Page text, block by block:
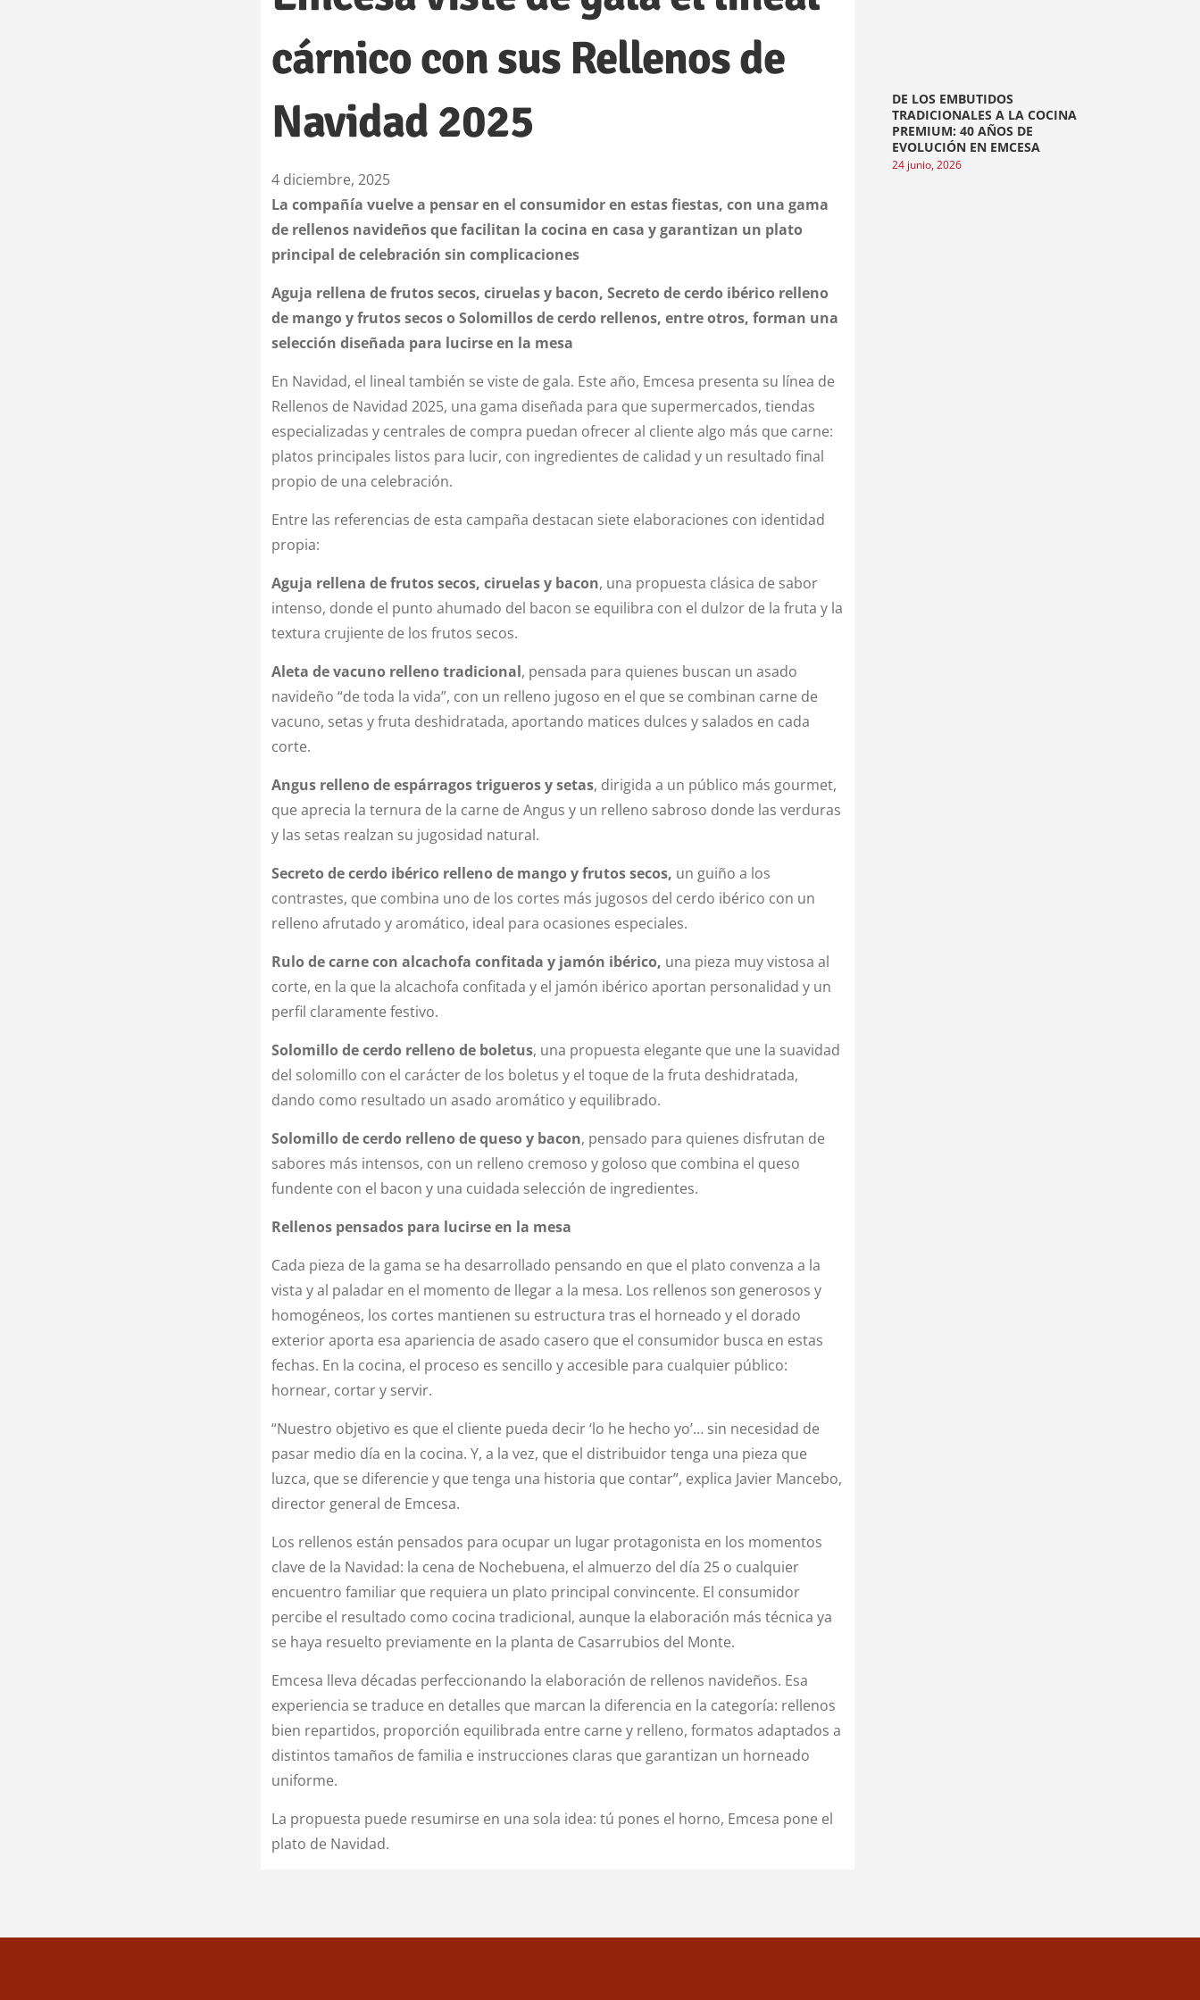
cárnico con sus Rellenos de
Navidad 2025
4 diciembre, 2025
La compañía vuelve a pensar en el consumidor en estas fiestas, con una gama
de rellenos navideños que facilitan la cocina en casa y garantizan un plato
principal de celebración sin complicaciones
Aguja rellena de frutos secos, ciruelas y bacon, Secreto de cerdo ibérico relleno
de mango y frutos secos o Solomillos de cerdo rellenos, entre otros, forman una
selección diseñada para lucirse en la mesa
En Navidad, el lineal también se viste de gala. Este año, Emcesa presenta su línea de
Rellenos de Navidad 2025, una gama diseñada para que supermercados, tiendas
especializadas y centrales de compra puedan ofrecer al cliente algo más que carne:
platos principales listos para lucir, con ingredientes de calidad y un resultado final
propio de una celebración.
Entre las referencias de esta campaña destacan siete elaboraciones con identidad
propia:
Aguja rellena de frutos secos, ciruelas y bacon, una propuesta clásica de sabor
intenso, donde el punto ahumado del bacon se equilibra con el dulzor de la fruta y la
textura crujiente de los frutos secos.
Aleta de vacuno relleno tradicional, pensada para quienes buscan un asado
navideño “de toda la vida”, con un relleno jugoso en el que se combinan carne de
vacuno, setas y fruta deshidratada, aportando matices dulces y salados en cada
corte.
Angus relleno de espárragos trigueros y setas, dirigida a un público más gourmet,
que aprecia la ternura de la carne de Angus y un relleno sabroso donde las verduras
y las setas realzan su jugosidad natural.
Secreto de cerdo ibérico relleno de mango y frutos secos, un guiño a los
contrastes, que combina uno de los cortes más jugosos del cerdo ibérico con un
relleno afrutado y aromático, ideal para ocasiones especiales.
Rulo de carne con alcachofa confitada y jamón ibérico, una pieza muy vistosa al
corte, en la que la alcachofa confitada y el jamón ibérico aportan personalidad y un
perfil claramente festivo.
Solomillo de cerdo relleno de boletus, una propuesta elegante que une la suavidad
del solomillo con el carácter de los boletus y el toque de la fruta deshidratada,
dando como resultado un asado aromático y equilibrado.
Solomillo de cerdo relleno de queso y bacon, pensado para quienes disfrutan de
sabores más intensos, con un relleno cremoso y goloso que combina el queso
fundente con el bacon y una cuidada selección de ingredientes.
Rellenos pensados para lucirse en la mesa
Cada pieza de la gama se ha desarrollado pensando en que el plato convenza a la
vista y al paladar en el momento de llegar a la mesa. Los rellenos son generosos y
homogéneos, los cortes mantienen su estructura tras el horneado y el dorado
exterior aporta esa apariencia de asado casero que el consumidor busca en estas
fechas. En la cocina, el proceso es sencillo y accesible para cualquier público:
hornear, cortar y servir.
“Nuestro objetivo es que el cliente pueda decir ‘lo he hecho yo’… sin necesidad de
pasar medio día en la cocina. Y, a la vez, que el distribuidor tenga una pieza que
luzca, que se diferencie y que tenga una historia que contar”, explica Javier Mancebo,
director general de Emcesa.
Los rellenos están pensados para ocupar un lugar protagonista en los momentos
clave de la Navidad: la cena de Nochebuena, el almuerzo del día 25 o cualquier
encuentro familiar que requiera un plato principal convincente. El consumidor
percibe el resultado como cocina tradicional, aunque la elaboración más técnica ya
se haya resuelto previamente en la planta de Casarrubios del Monte.
Emcesa lleva décadas perfeccionando la elaboración de rellenos navideños. Esa
experiencia se traduce en detalles que marcan la diferencia en la categoría: rellenos
bien repartidos, proporción equilibrada entre carne y relleno, formatos adaptados a
distintos tamaños de familia e instrucciones claras que garantizan un horneado
uniforme.
La propuesta puede resumirse en una sola idea: tú pones el horno, Emcesa pone el
plato de Navidad.
DE LOS EMBUTIDOS
TRADICIONALES A LA COCINA
PREMIUM: 40 AÑOS DE
EVOLUCIÓN EN EMCESA
24 junio, 2026